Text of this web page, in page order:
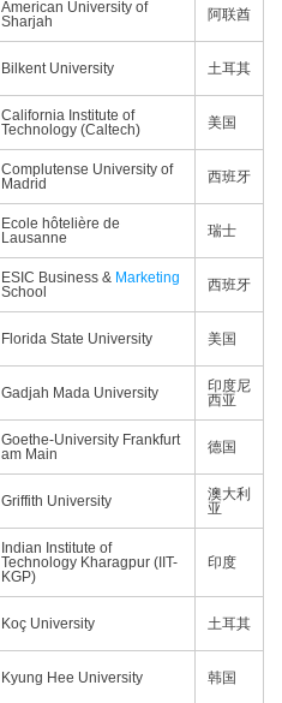
American University of
Sharjah
阿联酋
Bilkent University 土耳其
California Institute of
Technology (Caltech)
美国
Complutense University of
Madrid
西班牙
Ecole hôtelière de
Lausanne
瑞士
ESIC Business & Marketing
School
西班牙
Florida State University 美国
Gadjah Mada University
印度尼
西亚
Goethe-University Frankfurt
am Main
德国
Griffith University
澳大利
亚
Indian Institute of
Technology Kharagpur (IIT-
KGP)
印度
Koç University 土耳其
Kyung Hee University 韩国